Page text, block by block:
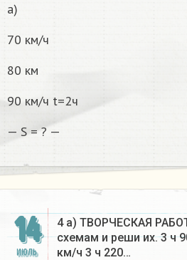
a)
70 км/ч
80 км
90 км/ч t=2ч
— S = ? —
14
ИЮЛЬ
4 a) ТВОРЧЕСКАЯ
схемам и реши их. 3 ч
км/ч 3 ч 220…